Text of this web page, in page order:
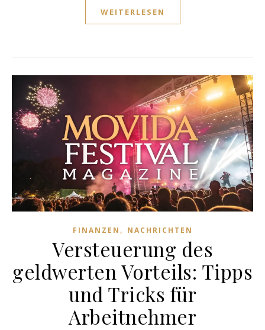
WEITERLESEN
FINANZEN , NACHRICHTEN
Versteuerung des
geldwerten Vorteils: Tipps
und Tricks für
Arbeitnehmer